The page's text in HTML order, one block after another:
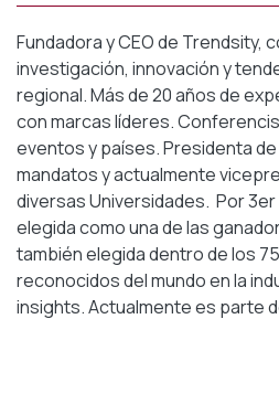
Fundadora y CEO de Trendsity,
investigación, innovación y
regional. Más de 20 años de
con marcas líderes.
eventos y países. Presidenta de
mandatos y actualmente
diversas Universidades. Por
elegida como una de las
también elegida dentro de los
reconocidos del mundo en la
insights.Actualmente es parte